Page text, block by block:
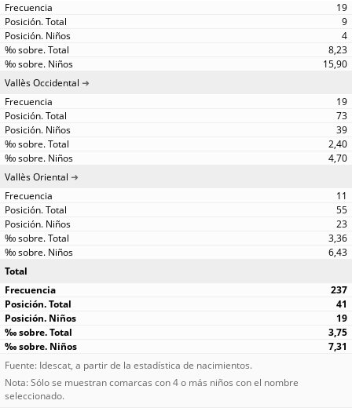
19
9
4
8,23
15,90
Vallès Occidental
19
73
39
2,40
4,70
Vallès Oriental
11
55
23
3,36
6,43
Total
237
41
19
3,75
7,31
Fuente: Idescat, a partir de la estadística de nacimientos.
Nota: Sólo se muestran comarcas con 4 o más niños con el nombre
seleccionado.